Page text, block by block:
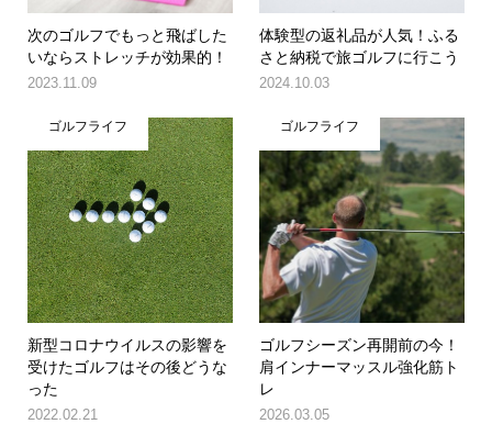
次のゴルフでもっと飛ばした
いならストレッチが効果的！
2023.11.09
体験型の返礼品が人気！ふる
さと納税で旅ゴルフに行こう
2024.10.03
ゴルフライフ
新型コロナウイルスの影響を
受けたゴルフはその後どうな
った
2022.02.21
ゴルフライフ
ゴルフシーズン再開前の今！
肩インナーマッスル強化筋ト
レ
2026.03.05